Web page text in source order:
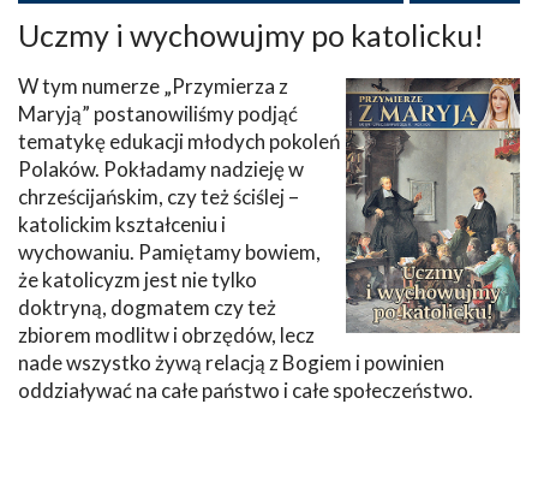
Uczmy i wychowujmy po katolicku!
W tym numerze „Przymierza z
Maryją” postanowiliśmy podjąć
tematykę edukacji młodych pokoleń
Polaków. Pokładamy nadzieję w
chrześcijańskim, czy też ściślej –
katolickim kształceniu i
wychowaniu. Pamiętamy bowiem,
że katolicyzm jest nie tylko
doktryną, dogmatem czy też
zbiorem modlitw i obrzędów, lecz
nade wszystko żywą relacją z Bogiem i powinien
oddziaływać na całe państwo i całe społeczeństwo.